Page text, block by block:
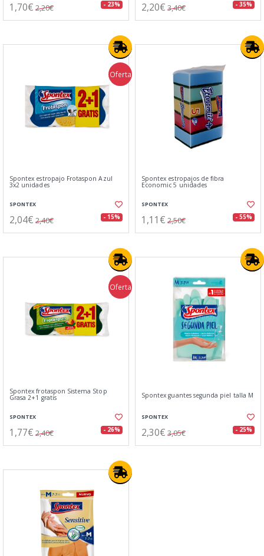
1,70€ 2,20€ - 23% 2,20€ 3,40€ - 35%
Oferta
Spontex estropajo Frotaspon Azul
3x2 unidades
SPONTEX
2,04€ 2,40€ - 15%
Spontex estropajos de fibra
Economic 5 unidades
SPONTEX
1,11€ 2,50€ - 55%
Oferta
Spontex frotaspon Sistema Stop
Grasa 2+1 gratis
SPONTEX
1,77€ 2,40€ - 26%
Spontex guantes segunda piel talla M
SPONTEX
2,30€ 3,05€ - 25%